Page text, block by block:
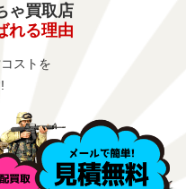
ゃ買取店
れる理由
ストを